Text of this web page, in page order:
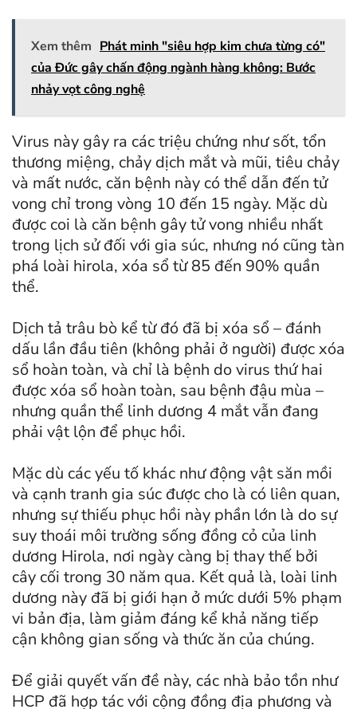
Xem thêm Phát minh "siêu hợp kim chưa từng có"
của Đức gây chấn động ngành hàng không: Bước
nhảy vọt công nghệ
Virus này gây ra các triệu chứng như sốt, tổn
thương miệng, chảy dịch mắt và mũi, tiêu chảy
và mất nước, căn bệnh này có thể dẫn đến tử
vong chỉ trong vòng 10 đến 15 ngày. Mặc dù
được coi là căn bệnh gây tử vong nhiều nhất
trong lịch sử đối với gia súc, nhưng nó cũng tàn
phá loài hirola, xóa sổ từ 85 đến 90% quần
thể.
Dịch tả trâu bò kể từ đó đã bị xóa sổ – đánh
dấu lần đầu tiên (không phải ở người) được xóa
sổ hoàn toàn, và chỉ là bệnh do virus thứ hai
được xóa sổ hoàn toàn, sau bệnh đậu mùa –
nhưng quần thể linh dương 4 mắt vẫn đang
phải vật lộn để phục hồi.
Mặc dù các yếu tố khác như động vật săn mồi
và cạnh tranh gia súc được cho là có liên quan,
nhưng sự thiếu phục hồi này phần lớn là do sự
suy thoái môi trường sống đồng cỏ của linh
dương Hirola, nơi ngày càng bị thay thế bởi
cây cối trong 30 năm qua. Kết quả là, loài linh
dương này đã bị giới hạn ở mức dưới 5% phạm
vi bản địa, làm giảm đáng kể khả năng tiếp
cận không gian sống và thức ăn của chúng.
Để giải quyết vấn đề này, các nhà bảo tồn như
HCP đã hợp tác với cộng đồng địa phương và